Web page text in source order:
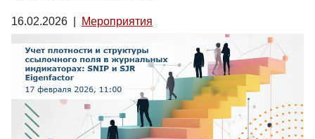
16.02.2026 Мероприятия